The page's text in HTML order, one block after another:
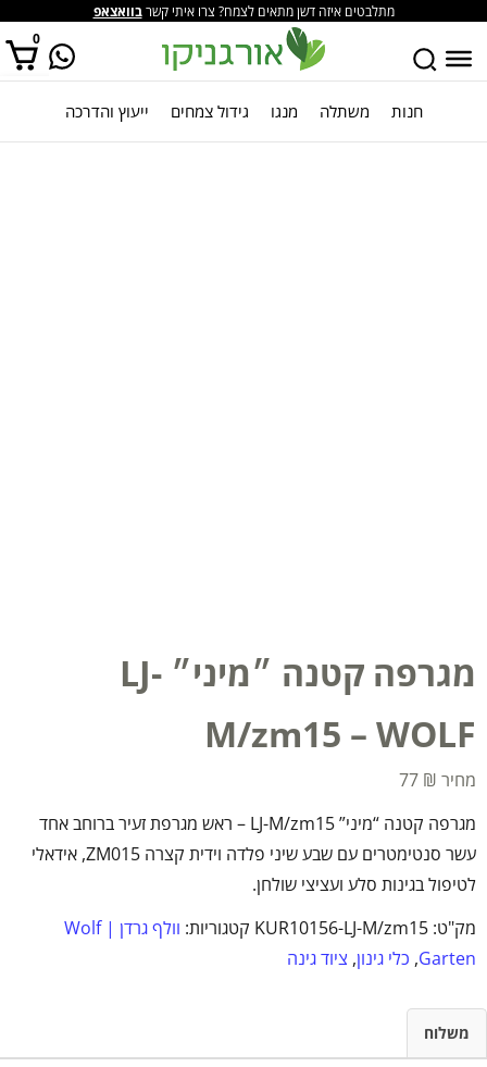
מתלבטים איזה דשן מתאים לצמח? צרו איתי קשרבוואצאפ
0
אין מוצרים בסל הקניות. חנות משתלה מנגו גידול צמחים ייעוץ והדרכה
מגרפה קטנה ״מיני״ LJ-
M/zm15 – WOLF
77 ₪
מגרפה קטנה “מיני” LJ-M/zm15 – ראש מגרפת זעיר ברוחב אחד
עשר סנטימטרים עם שבע שיני פלדה וידית קצרה ZM015, אידאלי
לטיפול בגינות סלע ועציצי שולחן.
מק"ט: KUR10156-LJ-M/zm15 קטגוריות:
וולף גרדן | Wolf
Garten
, כלי גינון, ציוד גינה
משלוח